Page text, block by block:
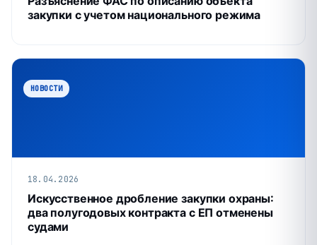
закупки с учетом национального режима
НОВОСТИ
18.04.2026
Искусственное дробление закупки охраны:
два полугодовых контракта с ЕП отменены
судами